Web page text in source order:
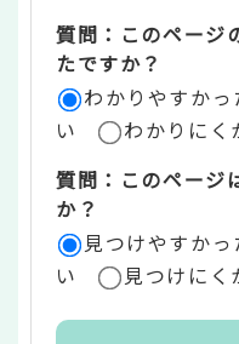
リ
ア
質問：このページ
たですか？
わかりやすかっ
い
わかりにく
質問：このページ
か？
見つけやすかっ
い
見つけにく